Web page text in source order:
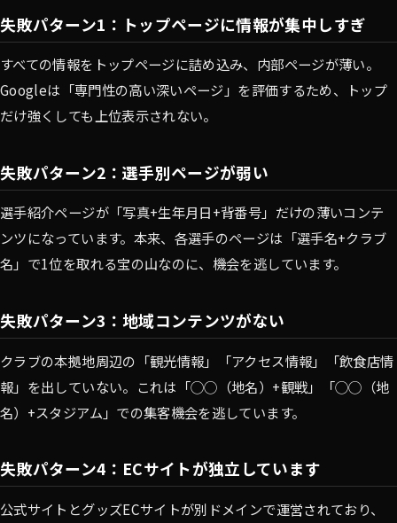
失敗パターン1：トップページに情報が集中しすぎ
すべての情報をトップページに詰め込み、内部ページが薄い。
Googleは「専門性の高い深いページ」を評価するため、トップ
だけ強くしても上位表示されない。
失敗パターン2：選手別ページが弱い
選手紹介ページが「写真+生年月日+背番号」だけの薄いコンテ
ンツになっています。本来、各選手のページは「選手名+クラブ
名」で1位を取れる宝の山なのに、機会を逃しています。
失敗パターン3：地域コンテンツがない
クラブの本拠地周辺の「観光情報」「アクセス情報」「飲食店情
報」を出していない。これは「◯◯（地名）+観戦」「◯◯（地
名）+スタジアム」での集客機会を逃しています。
失敗パターン4：ECサイトが独立しています
公式サイトとグッズECサイトが別ドメインで運営されており、